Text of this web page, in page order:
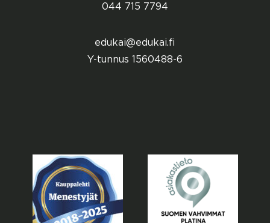
044 715 7794
edukai@edukai.fi
Y-tunnus 1560488-6